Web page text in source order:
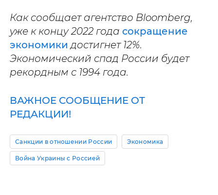
Как сообщает агентство Bloomberg,
уже к концу 2022 года сокращение
экономики достигнет 12%.
Экономический спад России будет
рекордным с 1994 года.
ВАЖНОЕ СООБЩЕНИЕ ОТ
РЕДАКЦИИ!
Санкции в отношении России Экономика
Война Украины с Россией